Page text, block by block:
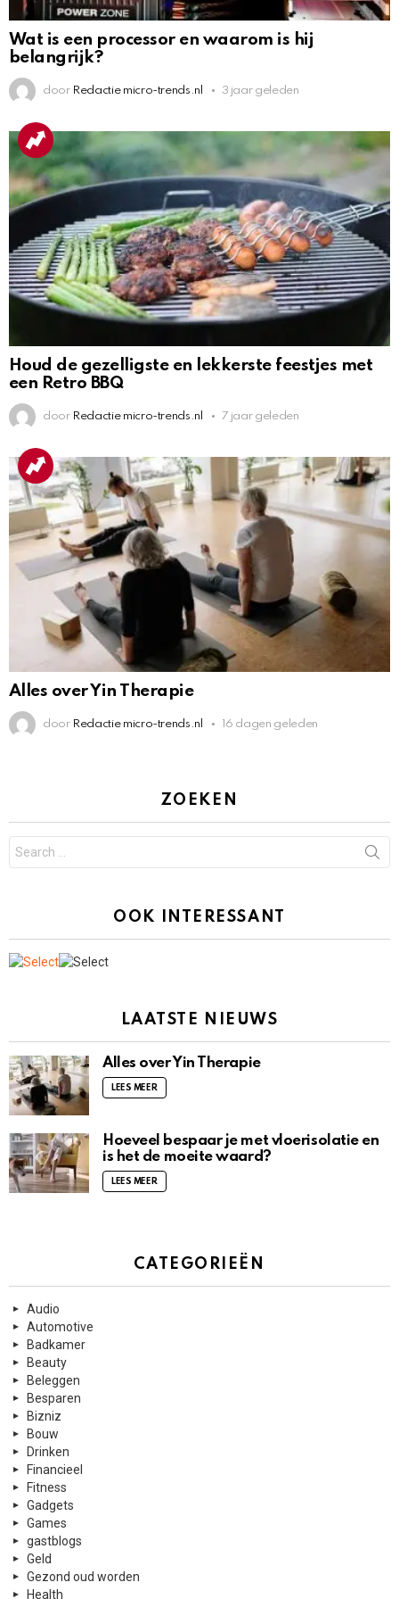
Wat is een processor en waarom is hij
belangrijk?
door Redactie micro-trends.nl 3 jaar geleden
Houd de gezelligste en lekkerste feestjes met
een Retro BBQ
door Redactie micro-trends.nl 7 jaar geleden
Alles over Yin Therapie
door Redactie micro-trends.nl 16 dagen geleden
ZOEKEN
for:
OOK INTERESSANT
LAATSTE NIEUWS
Alles over Yin Therapie
LEES MEER
Hoeveel bespaar je met vloerisolatie en
is het de moeite waard?
LEES MEER
CATEGORIEËN
Audio
Automotive
Badkamer
Beauty
Beleggen
Besparen
Bizniz
Bouw
Drinken
Financieel
Fitness
Gadgets
Games
gastblogs
Geld
Gezond oud worden
Health